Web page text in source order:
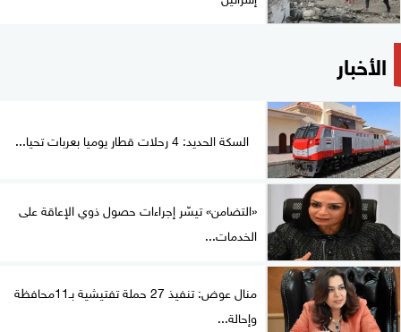
الأخبار
السكة الحديد: 4 رحلات قطار يوميا بعربات تحيا...
«التضامن» تيسّر إجراءات حصول ذوي الإعاقة على
الخدمات...
منال عوض: تنفيذ 27 حملة تفتيشية بـ11محافظة
وإحالة...